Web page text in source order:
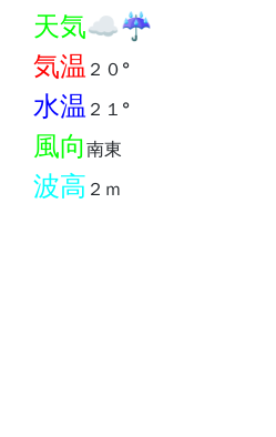
天気☁️☔️
気温 ２０°
水温 ２１°
風向南東
波高 ２ｍ